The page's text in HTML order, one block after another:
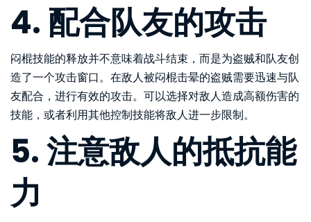
4. 配合队友的攻击
闷棍技能的释放并不意味着战斗结束，而是为盗贼和队友创
造了一个攻击窗口。在敌人被闷棍击晕的盗贼需要迅速与队
友配合，进行有效的攻击。可以选择对敌人造成高额伤害的
技能，或者利用其他控制技能将敌人进一步限制。
5. 注意敌人的抵抗能
力